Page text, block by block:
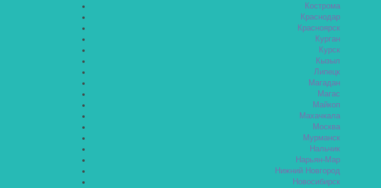
Кострома
Краснодар
Красноярск
Курган
Курск
Кызыл
Липецк
Магадан
Магас
Майкоп
Махачкала
Москва
Мурманск
Нальчик
Нарьян-Мар
Нижний Новгород
Новосибирск